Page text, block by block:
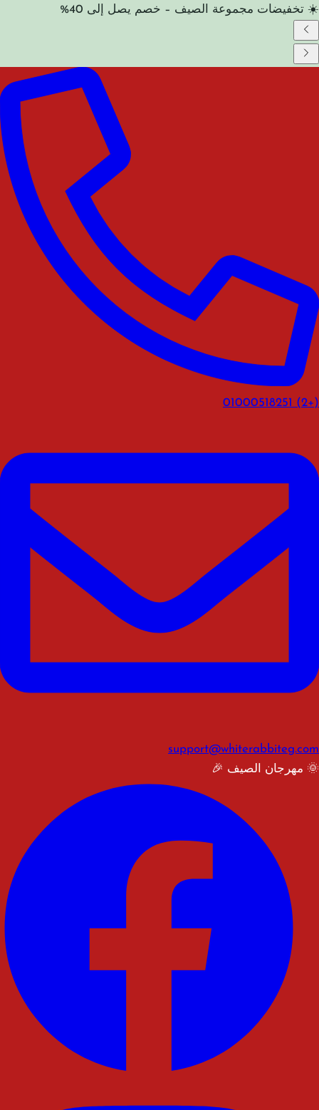
☀️ تخفيضات مجموعة الصيف – خصم يصل إلى 40%
(+2) 01000518251
support@whiterabbiteg.com
🌞 مهرجان الصيف 🎉